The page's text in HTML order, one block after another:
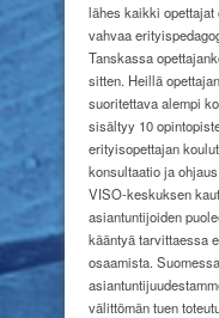
lähes kaikki
vahvaa
Tanskassa
sitten. Heillä
suoritettava alempi
sisältyy 10
erityisopettajan
konsultaatio ja
VISO-keskuksen
asiantuntijoiden
kääntyä tarvittaessa
osaamista.
välittömän tuen